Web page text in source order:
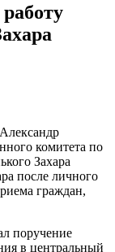
комитета по
Захара
после личного
граждан,
поручение
в центральный